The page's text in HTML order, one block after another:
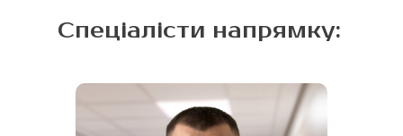
Спеціалісти напрямку: